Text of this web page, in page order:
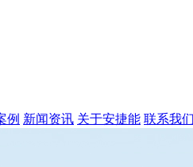
例 新闻资讯 关于安捷能 联系我们